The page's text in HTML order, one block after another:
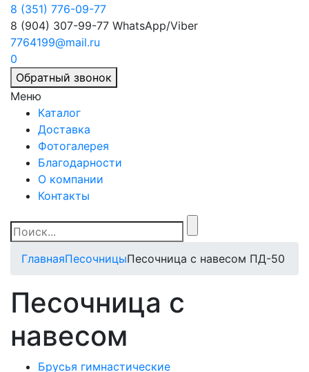
8 (351) 776-09-77
8 (904) 307-99-77 WhatsApp/Viber
7764199@mail.ru
0
Обратный звонок
Меню
Каталог
Доставка
Фотогалерея
Благодарности
О компании
Контакты
ГлавнаяПесочницыПесочница с навесом ПД-50
Песочница с
навесом
Брусья гимнастические